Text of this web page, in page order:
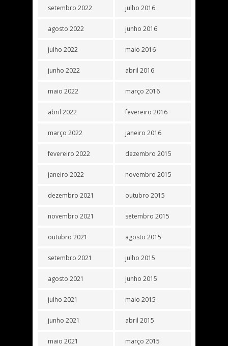
setembro 2022
agosto 2022
julho 2022
junho 2022
maio 2022
abril 2022
março 2022
fevereiro 2022
janeiro 2022
dezembro 2021
novembro 2021
outubro 2021
setembro 2021
agosto 2021
julho 2021
junho 2021
maio 2021
julho 2016
junho 2016
maio 2016
abril 2016
março 2016
fevereiro 2016
janeiro 2016
dezembro 2015
novembro 2015
outubro 2015
setembro 2015
agosto 2015
julho 2015
junho 2015
maio 2015
abril 2015
março 2015